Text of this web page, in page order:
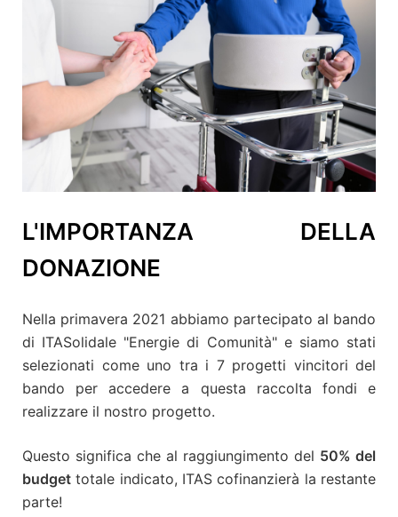
L'IMPORTANZA DELLA
DONAZIONE
Nella primavera 2021 abbiamo partecipato al bando
di ITASolidale "Energie di Comunità" e siamo stati
selezionati come uno tra i 7 progetti vincitori del
bando per accedere a questa raccolta fondi e
realizzare il nostro progetto.
Questo significa che al raggiungimento del 50% del
budget totale indicato, ITAS cofinanzierà la restante
parte!